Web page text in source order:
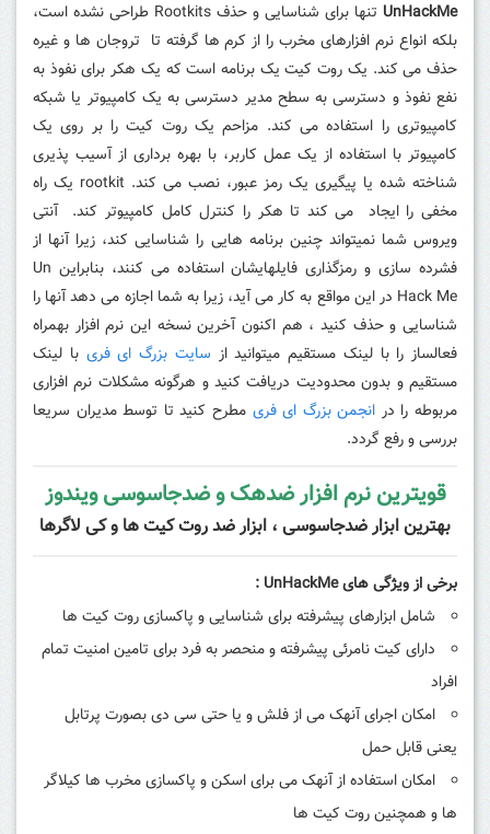
UnHackMe
تنها برای شناسایی و حذف Rootkits طراحی نشده است،
بلکه انواع نرم افزارهای مخرب را از کرم ها گرفته تا تروجان ها و غیره
حذف می کند. یک روت کیت یک برنامه است که یک هکر برای نفوذ به
نفع نفوذ و دسترسی به سطح مدیر دسترسی به یک کامپیوتر یا شبکه
کامپیوتری را استفاده می کند. مزاحم یک روت کیت را بر روی یک
کامپیوتر با استفاده از یک عمل کاربر، با بهره برداری از آسیب پذیری
شناخته شده یا پیگیری یک رمز عبور، نصب می کند.
rootkit یک راه
مخفی را ایجاد می کند تا هکر را کنترل کامل کامپیوتر کند.
آنتی
ویروس شما نمیتواند چنین برنامه هایی را شناسایی کند، زیرا آنها از
فشرده سازی و رمزگذاری فایلهایشان استفاده می کنند، بنابراین Un
Hack Me در این مواقع به کار می آید، زیرا به شما اجازه می دهد آنها را
شناسایی و حذف کنید ، هم اکنون آخرین نسخه این نرم افزار بهمراه
فعالساز را با لینک مستقیم میتوانید از سایت بزرگ ای فری با لینک
مستقیم و بدون محدودیت دریافت کنید و هرگونه مشکلات نرم افزاری
مربوطه را در انجمن بزرگ ای فری مطرح کنید تا توسط مدیران سریعا
بررسی و رفع گردد.
قویترین نرم افزار ضدهک و ضدجاسوسی ویندوز
بهترین ابزار ضدجاسوسی ، ابزار ضد روت کیت ها و کی لاگرها
برخی از ویژگی های UnHackMe :
شامل ابزارهای پیشرفته برای شناسایی و پاکسازی روت کیت ها
دارای کیت نامرئی پیشرفته و منحصر به فرد برای تامین امنیت تمام
افراد
امکان اجرای آنهک می از فلش و یا حتی سی دی بصورت پرتابل
یعنی قابل حمل
امکان استفاده از آنهک می برای اسکن و پاکسازی مخرب ها کیلاگر
ها و همچنین روت کیت ها